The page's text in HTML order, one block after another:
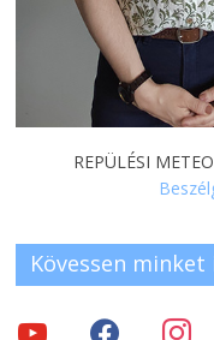
REPÜLÉSI
Kövessen